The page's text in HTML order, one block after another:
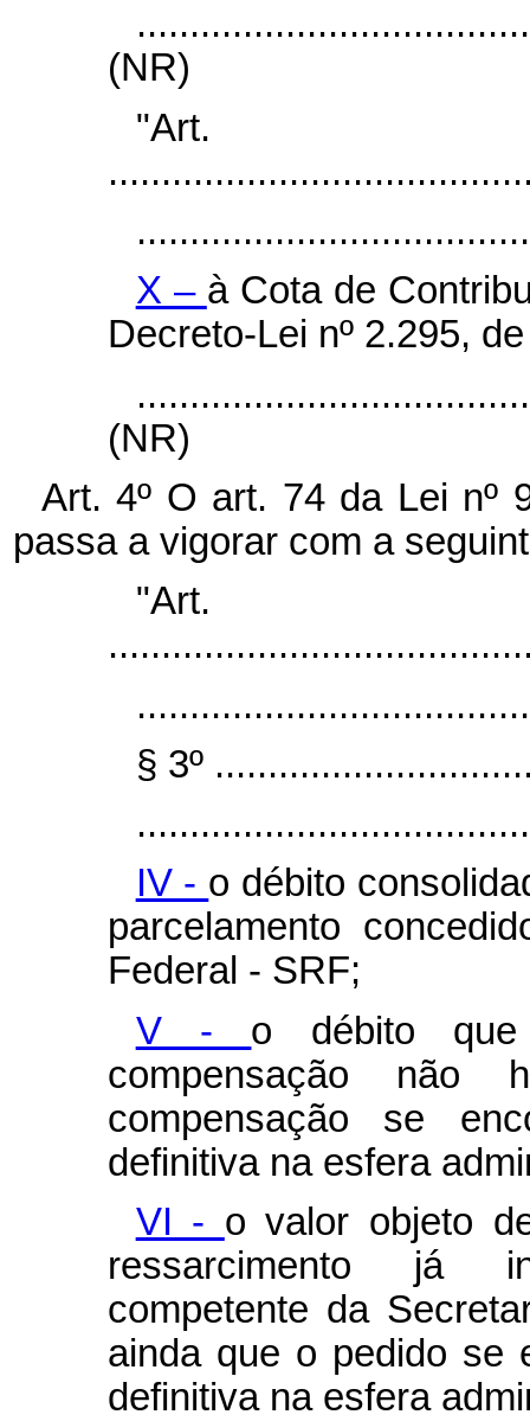
(NR)
X – à Cota de
Decreto-Lei nº 2.295,
(NR)
Art. 4º O art. 74 da Lei nº
passa a vigorar com a
§ 3º
IV - o débito
parcelamento
Federal - SRF;
V - o débito
compensação não
compensação se
definitiva na esfera
VI - o valor objeto
ressarcimento já
competente da
ainda que o pedido se
definitiva na esfera